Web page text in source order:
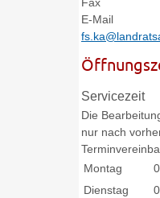
E-Mail
Servicezeit
Die
nur nach
Montag
Dienstag